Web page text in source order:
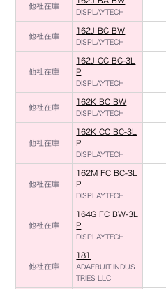
他社在庫
DISPLAYTECH
他社在庫
162J BC BW
DISPLAYTECH
他社在庫
162J CC BC-3L
P
DISPLAYTECH
他社在庫
162K BC BW
DISPLAYTECH
他社在庫
162K CC BC-3L
P
DISPLAYTECH
他社在庫
162M FC BC-3L
P
DISPLAYTECH
他社在庫
164G FC BW-3L
P
DISPLAYTECH
他社在庫
181
ADAFRUIT INDUS
TRIES LLC